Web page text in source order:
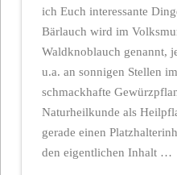
ich Euch interessante
Bärlauch wird im
Waldknoblauch genannt,
u.a. an sonnigen Stellen
schmackhafte
Naturheilkunde als
gerade einen
den eigentlichen Inhalt …